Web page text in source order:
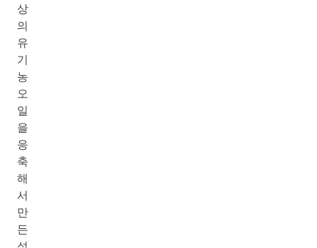
상
의
유
기
농
오
일
을
응
축
해
서
만
든